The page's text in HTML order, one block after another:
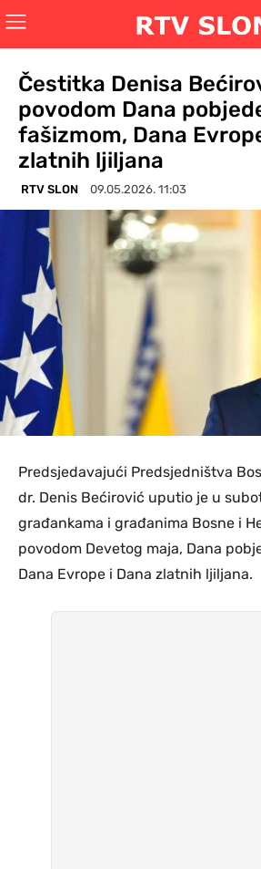
Čestitka Denisa
povodom Dana
fašizmom, Dana
zlatnih ljiljana
RTV SLON 09.05.2026. 11:03
Predsjedavajući Predsjedništva
dr. Denis Bećirović uputio je u
građankama i građanima Bosne i
povodom Devetog maja, Dana
Dana Evrope i Dana zlatnih ljiljana.